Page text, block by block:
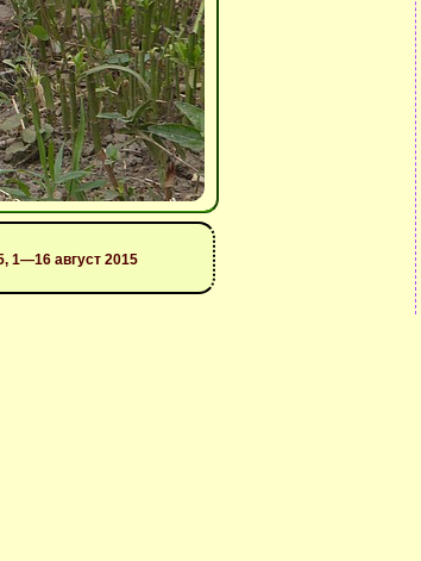
1—16 август 2015